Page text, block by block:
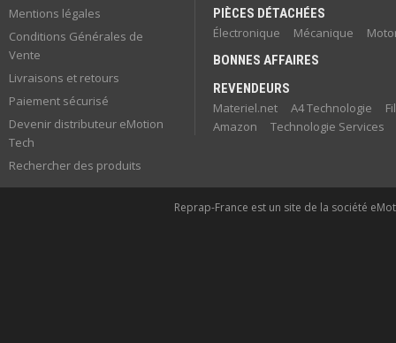
Mentions légales
Conditions Générales de
Vente
Livraisons et retours
Paiement sécurisé
Devenir distributeur eMotion
Tech
Rechercher des produits
PIÈCES DÉTACHÉES
Électronique
Mécanique
BONNES AFFAIRES
REVENDEURS
Materiel.net
A4 Technologie
Amazon
Technologie Services
Reprap-France est un site de la société